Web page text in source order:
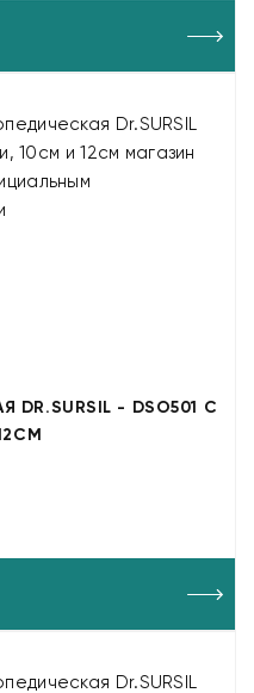
- DSO501 С